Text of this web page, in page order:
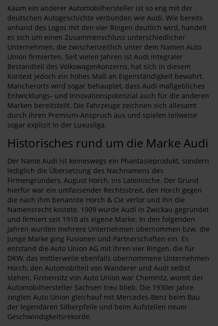
Kaum ein anderer Automobilhersteller ist so eng mit der
deutschen Autogeschichte verbunden wie Audi. Wie bereits
anhand des Logos mit den vier Ringen deutlich wird, handelt
es sich um einen Zusammenschluss unterschiedlicher
Unternehmen, die zwischenzeitlich unter dem Namen Auto
Union firmierten. Seit vielen Jahren ist Audi integraler
Bestandteil des Volkswagenkonzerns, hat sich in diesem
Kontext jedoch ein hohes Maß an Eigenständigkeit bewahrt.
Mancherorts wird sogar behauptet, dass Audi maßgebliches
Entwicklungs- und Innovationspotenzial auch für die anderen
Marken bereitstellt. Die Fahrzeuge zeichnen sich allesamt
durch ihren Premium-Anspruch aus und spielen teilweise
sogar explizit in der Luxusliga.
Historisches rund um die Marke Audi
Der Name Audi ist keineswegs ein Phantasieprodukt, sondern
lediglich die Übersetzung des Nachnamens des
Firmengründers, August Horch, ins Lateinische. Der Grund
hierfür war ein umfassender Rechtsstreit, den Horch gegen
die nach ihm benannte Horch & Cie verlor und ihn die
Namensrecht kostete. 1909 wurde Audi in Zwickau gegründet
und firmiert seit 1910 als eigene Marke. In den folgenden
Jahren wurden mehrere Unternehmen übernommen bzw. die
junge Marke ging Fusionen und Partnerschaften ein. Es
entstand die Auto Union AG mit ihren vier Ringen, die für
DKW, das mittlerweile ebenfalls übernommene Unternehmen
Horch, den Automobilteil von Wanderer und Audi selbst
stehen. Firmensitz von Auto Union war Chemnitz, womit der
Automobilhersteller Sachsen treu blieb. Die 1930er Jahre
zeigten Auto Union gleichauf mit Mercedes-Benz beim Bau
der legendären Silberpfeile und beim Aufstellen neuer
Geschwindigkeitsrekorde.